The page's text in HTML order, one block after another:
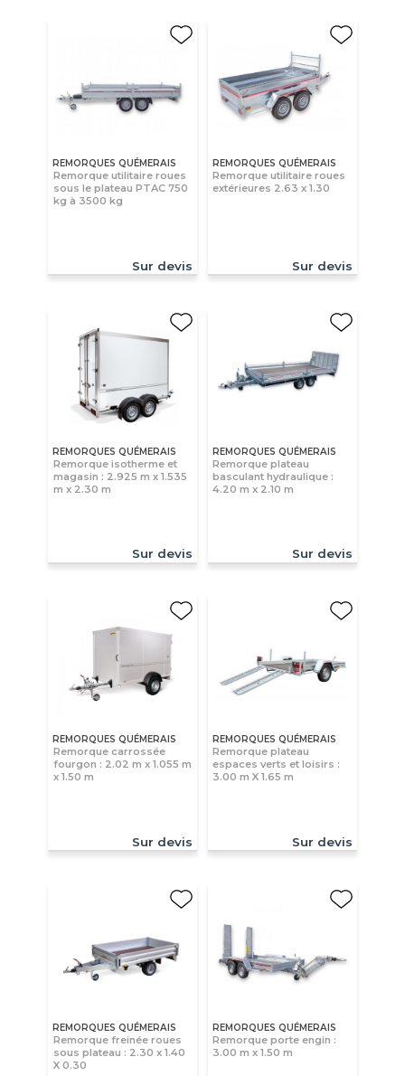
REMORQUES QUÉMERAIS
Remorque utilitaire roues
sous le plateau PTAC 750
kg à 3500 kg
Sur devis
REMORQUES QUÉMERAIS
Remorque utilitaire roues
extérieures 2.63 x 1.30
Sur devis
REMORQUES QUÉMERAIS
Remorque isotherme et
magasin : 2.925 m x 1.535
m x 2.30 m
Sur devis
REMORQUES QUÉMERAIS
Remorque plateau
basculant hydraulique :
4.20 m x 2.10 m
Sur devis
REMORQUES QUÉMERAIS
Remorque carrossée
fourgon : 2.02 m x 1.055 m
x 1.50 m
Sur devis
REMORQUES QUÉMERAIS
Remorque plateau
espaces verts et loisirs :
3.00 m X 1.65 m
Sur devis
REMORQUES QUÉMERAIS
Remorque freinée roues
sous plateau : 2.30 x 1.40
X 0.30
REMORQUES QUÉMERAIS
Remorque porte engin :
3.00 m x 1.50 m